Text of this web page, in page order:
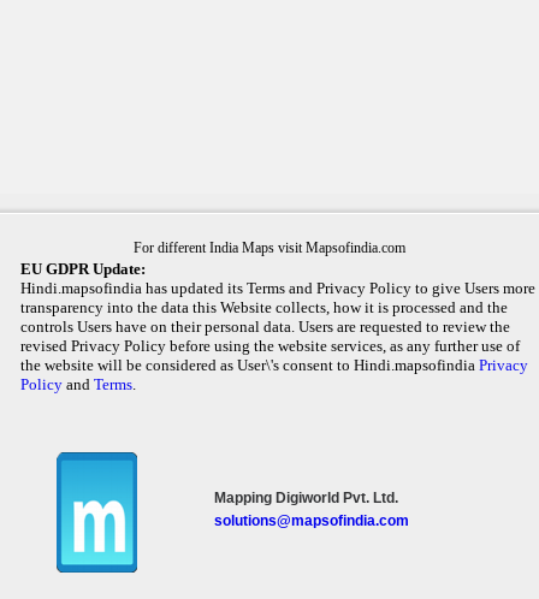
For different India Maps visit Mapsofindia.com
EU GDPR Update:
Hindi.mapsofindia has updated its Terms and Privacy Policy to give Users more
transparency into the data this Website collects, how it is processed and the
controls Users have on their personal data. Users are requested to review the
revised Privacy Policy before using the website services, as any further use of
the website will be considered as User\'s consent to Hindi.mapsofindia Privacy
Policyand Terms.
Mapping Digiworld Pvt. Ltd.
solutions@mapsofindia.com